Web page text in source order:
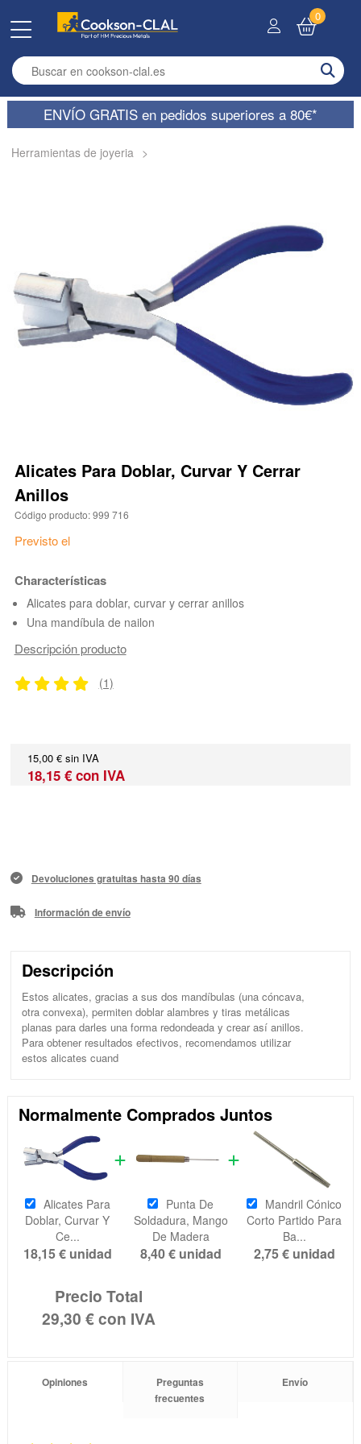
Enter search term
0
ENVÍO GRATIS en pedidos superiores a 80€*
Herramientas de joyeria >
Alicates Para Doblar, Curvar Y Cerrar
Anillos
Código producto: 999 716
Previsto el
Characterísticas
Alicates para doblar, curvar y cerrar anillos
Una mandíbula de nailon
Descripción producto
(1)
15,00 € sin IVA
18,15 € con IVA
Devoluciones gratuitas hasta 90 días
Información de envío
Descripción
Estos alicates, gracias a sus dos mandíbulas (una cóncava,
otra convexa), permiten doblar alambres y tiras metálicas
planas para darles una forma redondeada y crear así anillos.
Para obtener resultados efectivos, recomendamos utilizar
estos alicates cuand
Normalmente Comprados Juntos
Alicates Para
Doblar, Curvar Y
Ce...
18,15 € unidad
Punta De
Soldadura, Mango
De Madera
8,40 € unidad
Mandril Cónico
Corto Partido Para
Ba...
2,75 € unidad
Precio Total
29,30 €con IVA
Opiniones
Preguntas
frecuentes
Envío